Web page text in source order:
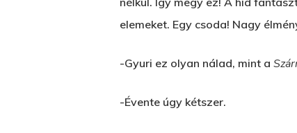
elemeket. Egy csoda! Nagy
-Gyuri ez olyan nálad, mint a
-Évente úgy kétszer.